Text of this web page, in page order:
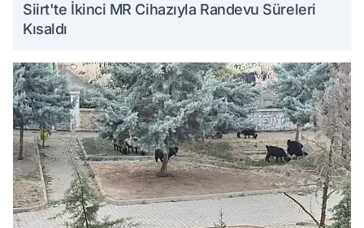
Siirt'te İkinci MR Cihazıyla Randevu Süreleri
Kısaldı